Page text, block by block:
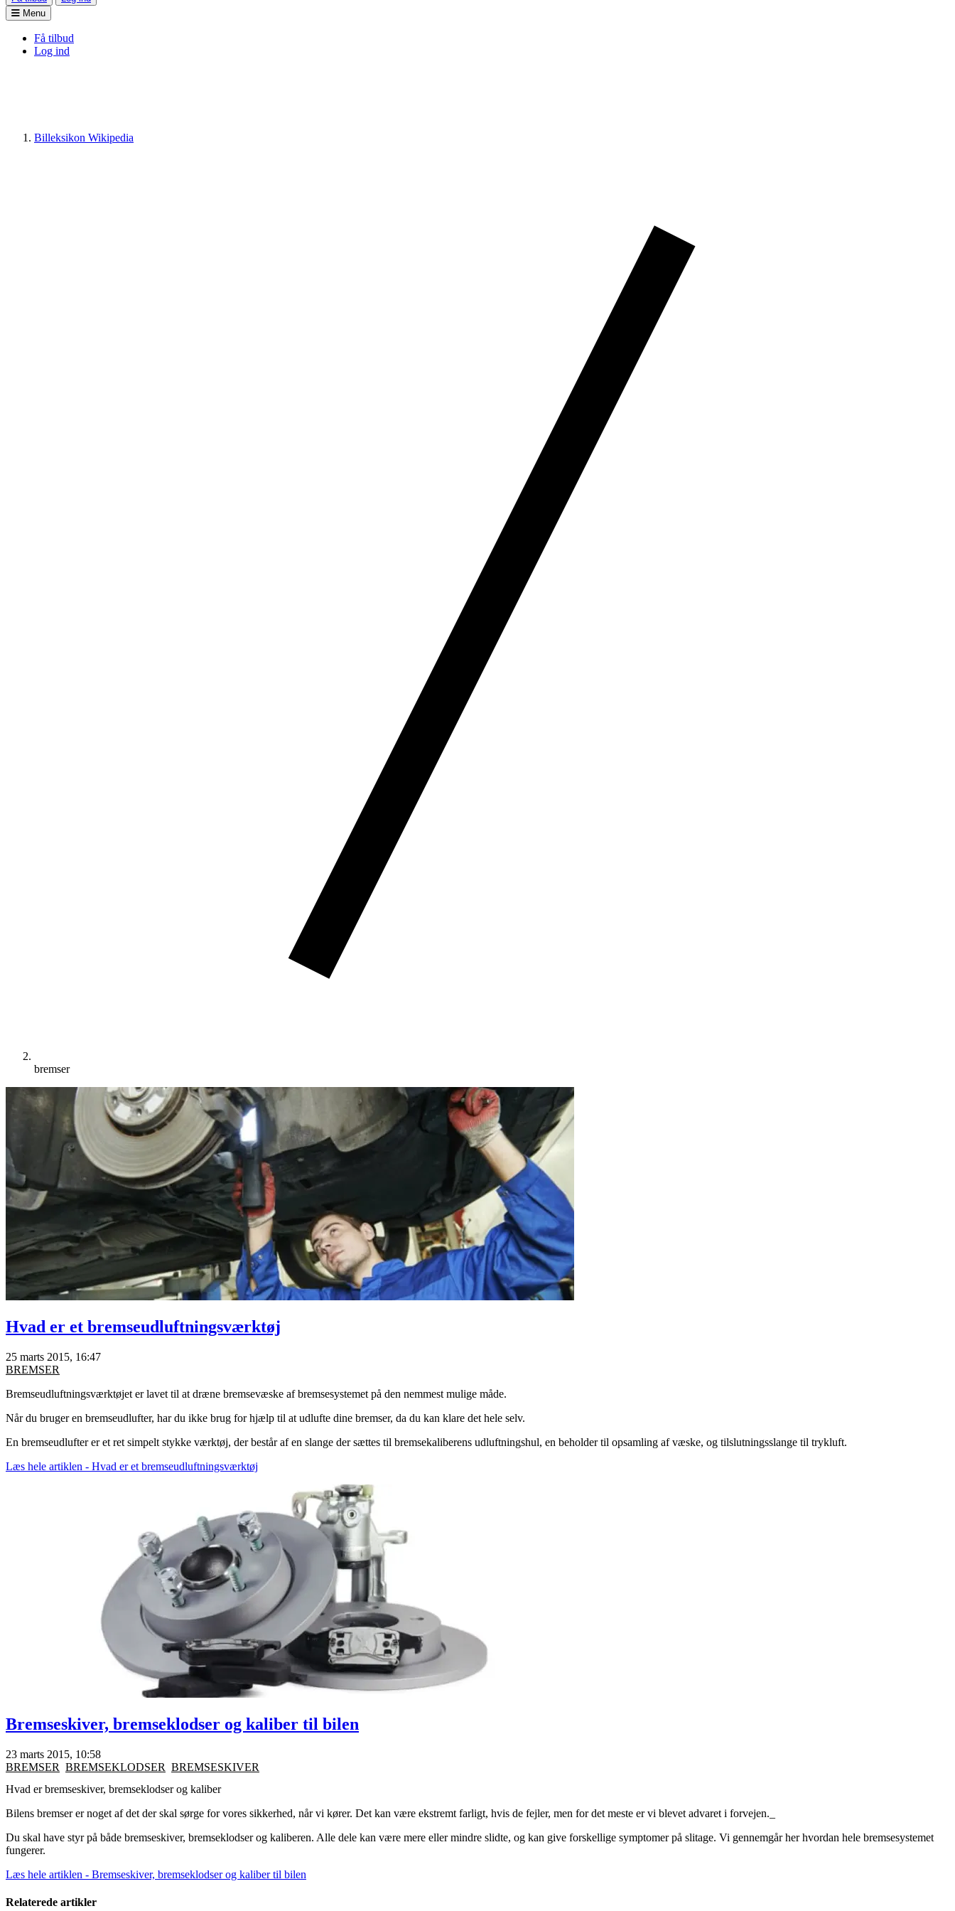
Menu
Få tilbud
Log ind
Billeksikon Wikipedia
bremser
Hvad er et bremseudluftningsværktøj
25 marts 2015, 16:47
BREMSER
Bremseudluftningsværktøjet er lavet til at dræne bremsevæske af bremsesystemet på den nemmest mulige måde.
Når du bruger en bremseudlufter, har du ikke brug for hjælp til at udlufte dine bremser, da du kan klare det hele selv.
En bremseudlufter er et ret simpelt stykke værktøj, der består af en slange der sættes til bremsekaliberens udluftningshul, en beholder til opsamling af væske, og tilslutningsslange til trykluft.
Læs hele artiklen - Hvad er et bremseudluftningsværktøj
Bremseskiver, bremseklodser og kaliber til bilen
23 marts 2015, 10:58
BREMSER BREMSEKLODSER BREMSESKIVER
Hvad er bremseskiver, bremseklodser og kaliber
Bilens bremser er noget af det der skal sørge for vores sikkerhed, når vi kører. Det kan være ekstremt farligt, hvis de fejler, men for det meste er vi blevet advaret i forvejen._
Du skal have styr på både bremseskiver, bremseklodser og kaliberen. Alle dele kan være mere eller mindre slidte, og kan give forskellige symptomer på slitage. Vi gennemgår her hvordan hele bremsesystemet
fungerer.
Læs hele artiklen - Bremseskiver, bremseklodser og kaliber til bilen
Relaterede artikler